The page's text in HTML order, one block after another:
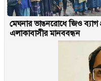
মেঘনার ভাঙনরোধে জিও
এলাকাবাসীর মানববন্ধন